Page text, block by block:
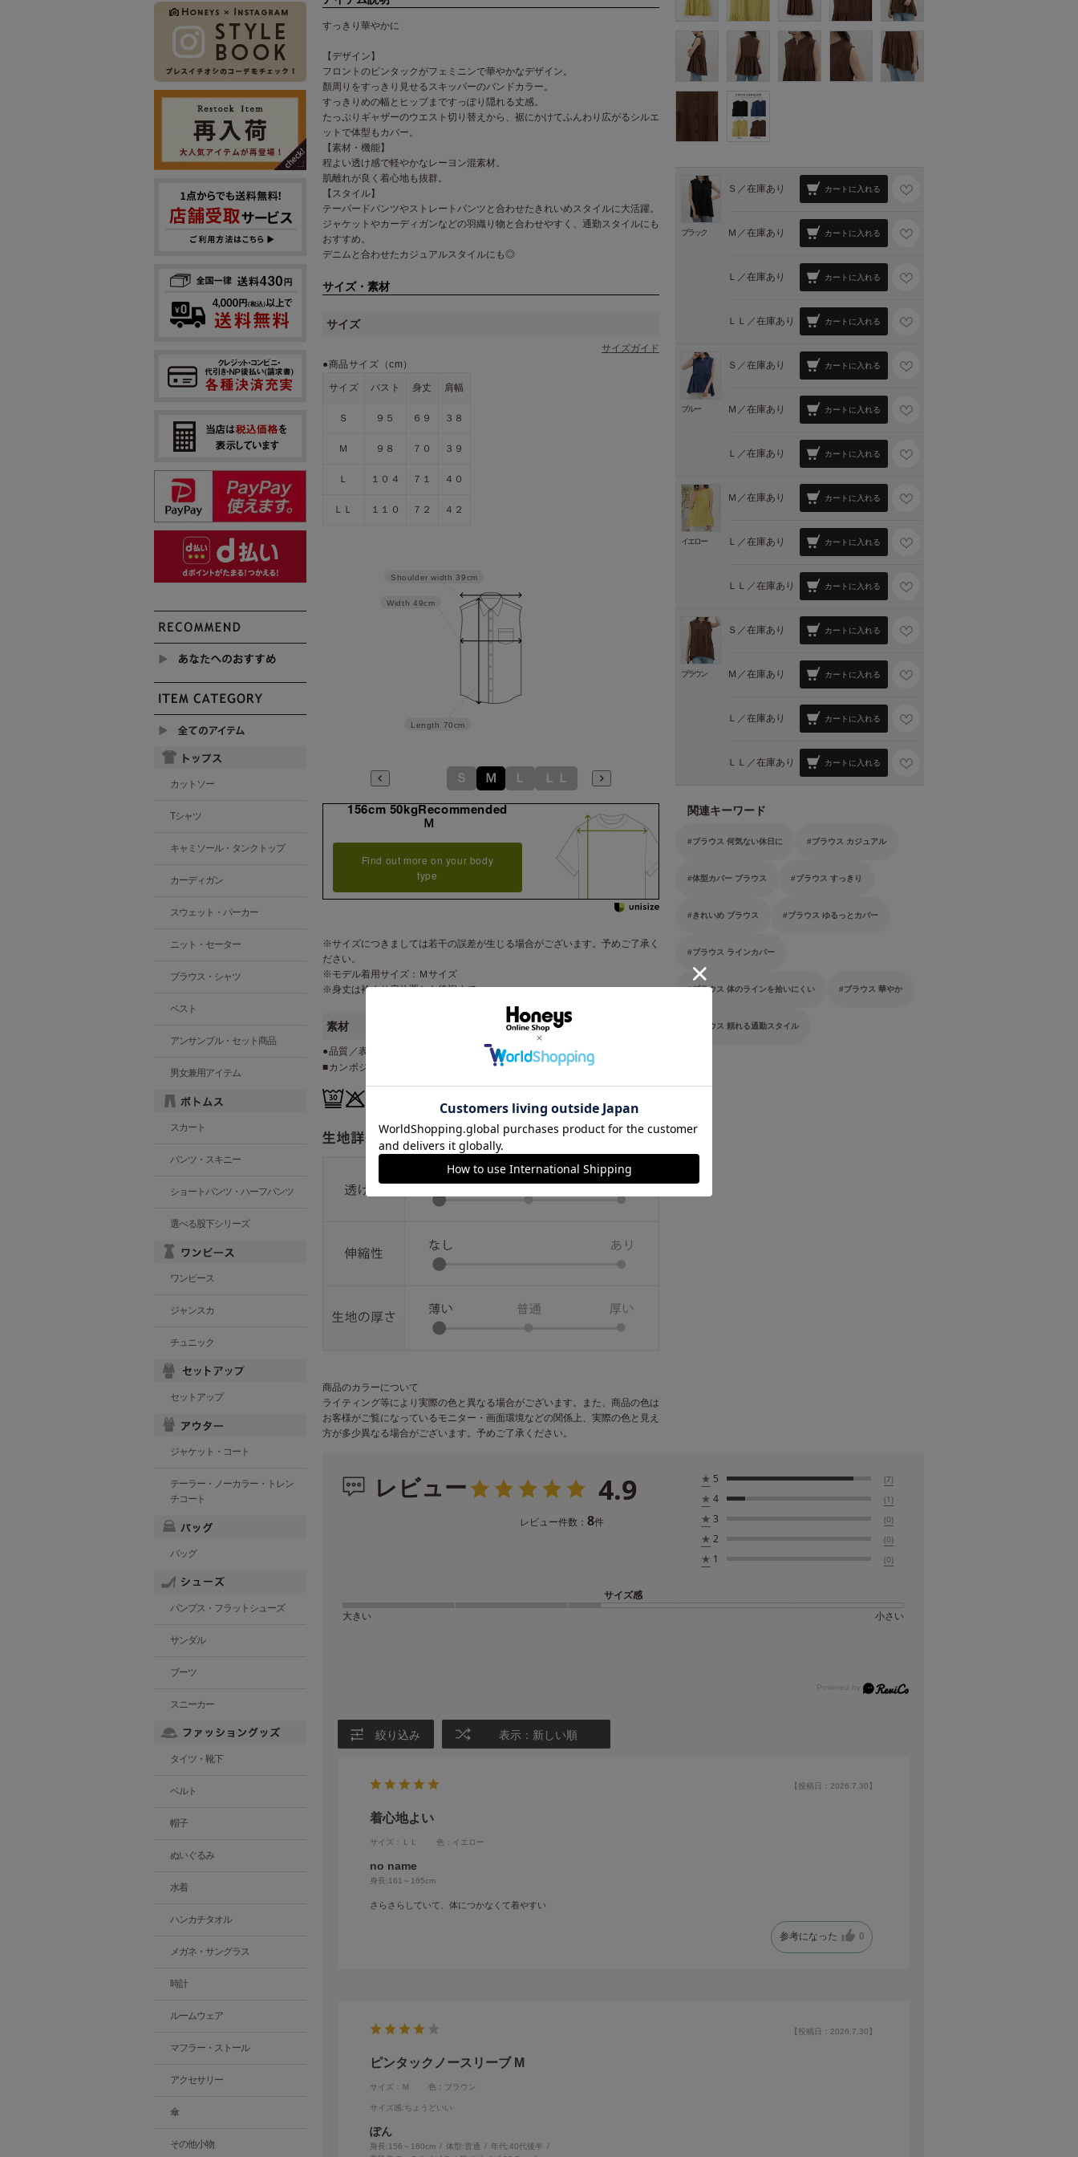
すっきり華やかに
【デザイン】
フロントのピンタックがフェミニンで華やかなデザイン。
顏周りをすっきり見せるスキッパーのバンドカラー。
すっきりめの幅とヒップまですっぽり隠れる丈感。
たっぷりギャザーのウエスト切り替えから、裾にかけてふんわり広がるシルエ
ットで体型もカバー。
【素材・機能】
程よい透け感で軽やかなレーヨン混素材。
肌離れが良く着心地も抜群。
【スタイル】
テーパードパンツやストレートパンツと合わせたきれいめスタイルに大活躍。
ジャケットやカーディガンなどの羽織り物と合わせやすく、通勤スタイルにも
おすすめ。
デニムと合わせたカジュアルスタイルにも◎
サイズ・素材
サイズ
サイズガイド
●商品サイズ（cm）
サイズ バスト 身丈 肩幅
Ｓ ９５ ６９ ３８
Ｍ ９８ ７０ ３９
Ｌ １０４ ７１ ４０
ＬＬ １１０ ７２ ４２
Length 70cm
Width 49cm
Shoulder width 39cm
Ｓ Ｍ Ｌ ＬＬ
156cm 50kgRecommended
Ｍ
Find out more on your body
type
※サイズにつきましては若干の誤差が生じる場合がございます。予めご了承く
ださい。
※モデル着用サイズ：Ｍサイズ
※身丈は衿ぐり肩位置から後裾まで
素材
●品質／表地 レーヨン ８２％・ポリエステル １８％
■カンボジア製
商品のカラーについて
ライティング等により実際の色と異なる場合がございます。また、商品の色は
お客様がご覧になっているモニター・画面環境などの関係上、実際の色と見え
方が多少異なる場合がございます。予めご了承ください。
ブラック
Ｓ／在庫あり カートに入れる
Ｍ／在庫あり カートに入れる
Ｌ／在庫あり カートに入れる
ＬＬ／在庫あり カートに入れる
ブルー
Ｓ／在庫あり カートに入れる
Ｍ／在庫あり カートに入れる
Ｌ／在庫あり カートに入れる
イエロー
Ｍ／在庫あり カートに入れる
Ｌ／在庫あり カートに入れる
ＬＬ／在庫あり カートに入れる
ブラウン
Ｓ／在庫あり カートに入れる
Ｍ／在庫あり カートに入れる
Ｌ／在庫あり カートに入れる
ＬＬ／在庫あり カートに入れる
関連キーワード
ブラウス 何気ない休日に ブラウス カジュアル
体型カバー ブラウス ブラウス すっきり
きれいめ ブラウス ブラウス ゆるっとカバー
ブラウス ラインカバー
ブラウス 体のラインを拾いにくい ブラウス 華やか
ブラウス 頼れる通勤スタイル
レビュー 4.9
レビュー件数： 8件
★ 5 (7)
★ 4 (1)
★ 3 (0)
★ 2 (0)
★ 1 (0)
サイズ感
大きい
小さい
絞り込み 表示：新しい順
【投稿日：2026.7.30】
着心地よい
サイズ：ＬＬ 色：イエロー
no name
身長:161～165cm
さらさらしていて、体につかなくて着やすい
参考になった 0
【投稿日：2026.7.30】
ピンタックノースリーブ M
サイズ：Ｍ 色：ブラウン
サイズ感:ちょうどいい
ぽん
身長:156～160cm 体型: 普通 年代:40代後半
カットソー
Tシャツ
キャミソール・タンクトップ
カーディガン
スウェット・パーカー
ニット・セーター
ブラウス・シャツ
ベスト
アンサンブル・セット商品
男女兼用アイテム
スカート
パンツ・スキニー
ショートパンツ・ハーフパンツ
選べる股下シリーズ
ワンピース
ジャンスカ
チュニック
セットアップ
ジャケット・コート
テーラー・ノーカラー・トレン
チコート
バッグ
パンプス・フラットシューズ
サンダル
ブーツ
スニーカー
タイツ・靴下
ベルト
帽子
ぬいぐるみ
水着
ハンカチタオル
メガネ・サングラス
時計
ルームウェア
マフラー・ストール
アクセサリー
傘
その他小物